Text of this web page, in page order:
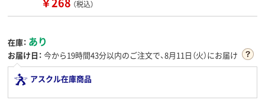
（税込）
在庫： あり
お届け日： 今から19時間43分以内のご注文で、8月11日（火）にお届け
アスクル在庫商品